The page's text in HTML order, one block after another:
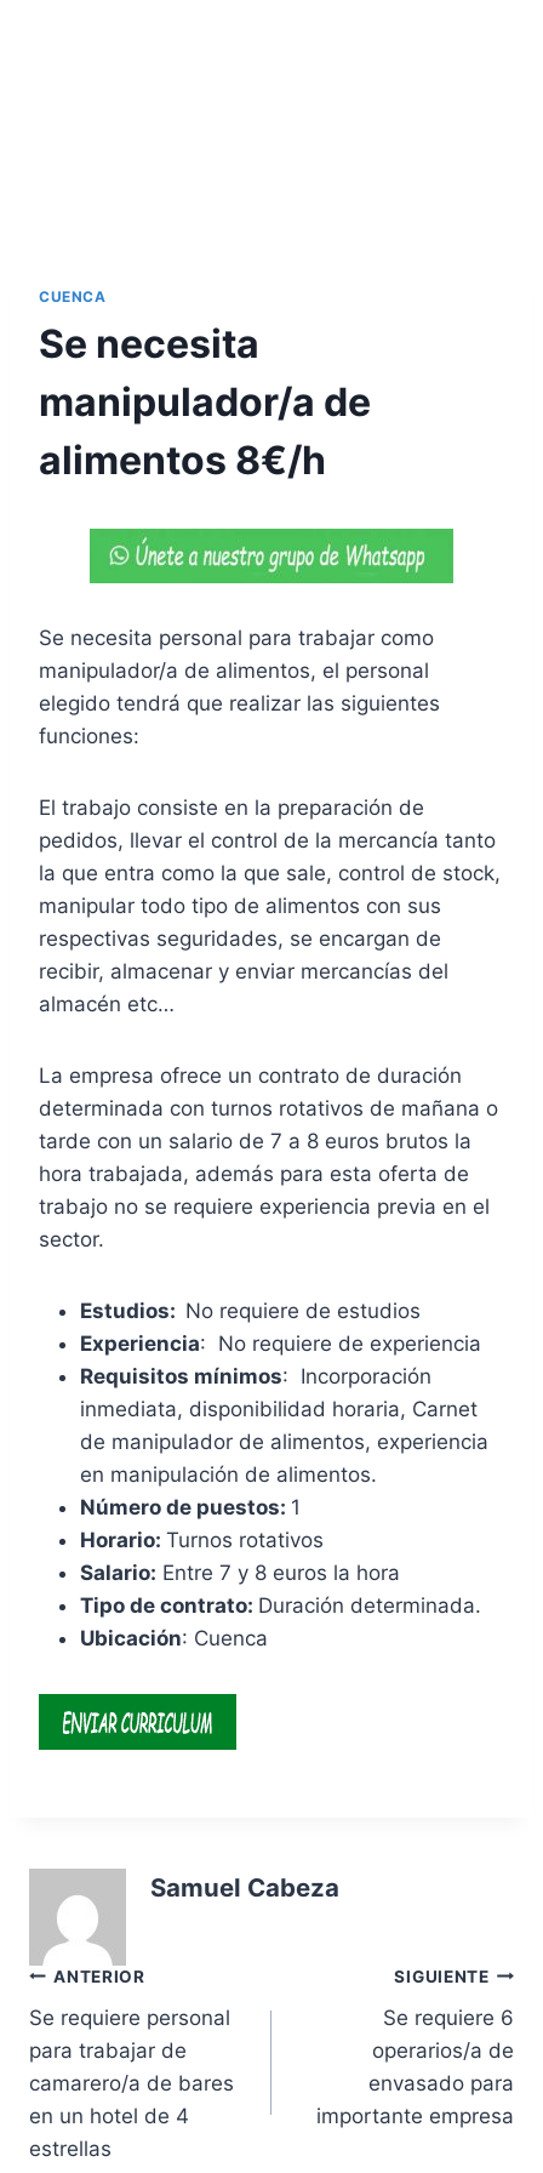
CUENCA
Se necesita
manipulador/a de
alimentos 8€/h
Se necesita personal para trabajar como
manipulador/a de alimentos, el personal
elegido tendrá que realizar las siguientes
funciones:
El trabajo consiste en la preparación de
pedidos, llevar el control de la mercancía tanto
la que entra como la que sale, control de stock,
manipular todo tipo de alimentos con sus
respectivas seguridades, se encargan de
recibir, almacenar y enviar mercancías del
almacén etc…
La empresa ofrece un contrato de duración
determinada con turnos rotativos de mañana o
tarde con un salario de 7 a 8 euros brutos la
hora trabajada, además para esta oferta de
trabajo no se requiere experiencia previa en el
sector.
Estudios: No requiere de estudios
Experiencia: No requiere de experiencia
Requisitos mínimos: Incorporación
inmediata, disponibilidad horaria, Carnet
de manipulador de alimentos, experiencia
en manipulación de alimentos.
Número de puestos: 1
Horario: Turnos rotativos
Salario: Entre 7 y 8 euros la hora
Tipo de contrato: Duración determinada.
Ubicación: Cuenca
Samuel Cabeza
Navegación
de
entradas
ANTERIOR
Se requiere personal
para trabajar de
camarero/a de bares
en un hotel de 4
estrellas
SIGUIENTE
Se requiere 6
operarios/a de
envasado para
importante empresa